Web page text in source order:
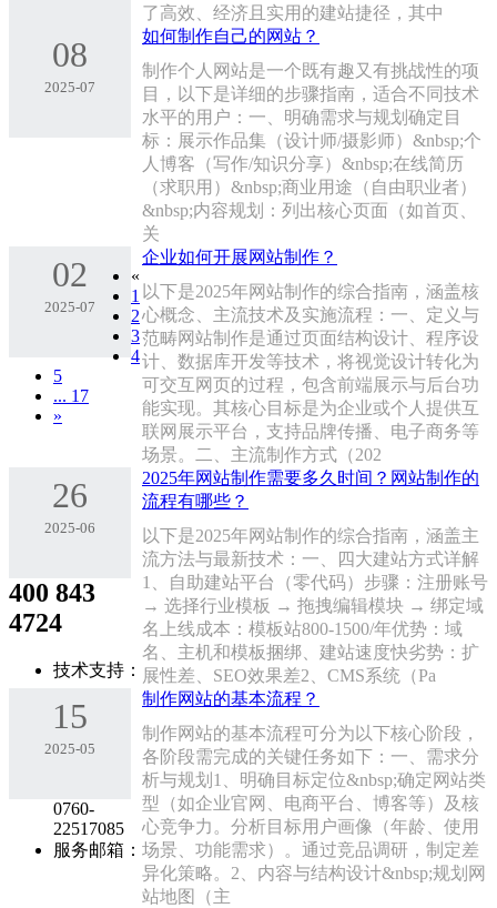
了高效、经济且实用的建站捷径，其中
如何制作自己的网站？
制作个人网站是一个既有趣又有挑战性的项
目，以下是详细的步骤指南，适合不同技术
水平的用户：一、明确需求与规划‌确定目
标‌：展示作品集（设计师/摄影师）&nbsp;个
人博客（写作/知识分享）&nbsp;在线简历
（求职用）&nbsp;商业用途（自由职业者）
&nbsp;‌内容规划‌：列出核心页面（如首页、
关
08
2025-07
企业如何开展网站制作？
以下是2025年网站制作的综合指南，涵盖核
心概念、主流技术及实施流程：一、定义与
范畴网站制作是通过页面结构设计、程序设
计、数据库开发等技术，将视觉设计转化为
可交互网页的过程，包含前端展示与后台功
能实现。其核心目标是为企业或个人提供互
联网展示平台，支持品牌传播、电子商务等
场景。二、主流制作方式（202
02
2025-07
2025年网站制作需要多久时间？网站制作的
流程有哪些？
以下是2025年网站制作的综合指南，涵盖主
流方法与最新技术：一、四大建站方式详解
1、‌自助建站平台（零代码）‌步骤：注册账号
→ 选择行业模板 → 拖拽编辑模块 → 绑定域
名上线成本：模板站800-1500/年‌优势：域
名、主机和模板捆绑、建站速度快劣势：扩
展性差、SEO效果差2、‌CMS系统（Pa
26
2025-06
制作网站的基本流程？
制作网站的基本流程可分为以下核心阶段，
各阶段需完成的关键任务如下：一、需求分
析与规划1、‌明确目标定位‌&nbsp;确定网站类
型（如企业官网、电商平台、博客等）及核
心竞争力。分析目标用户画像（年龄、使用
场景、功能需求）。通过竞品调研，制定差
异化策略。2、‌内容与结构设计‌&nbsp;规划网
站地图（主
15
2025-05
«
1
2
3
4
5
... 17
»
400 843
4724
技术支持：
0760-
22517085
服务邮箱：